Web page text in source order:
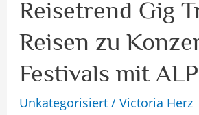
Reisetrend Gig
Reisen zu
Festivals mit
Unkategorisiert/ Victoria Herz
Reisetrend
Tripping:
Reisen
zu